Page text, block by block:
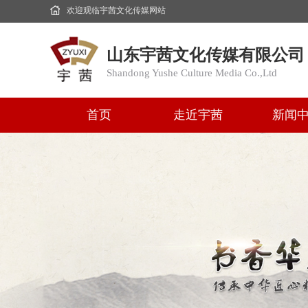
欢迎观临宇茜文化传媒网站
山东宇茜文化传媒有限公司
Shandong Yushe Culture Media Co.,Ltd
首页 走近宇茜 新闻